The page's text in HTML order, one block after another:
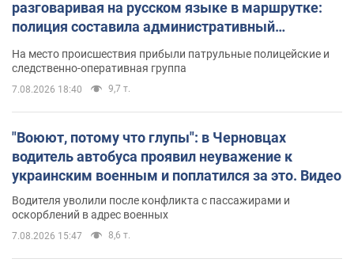
разговаривая на русском языке в маршрутке:
полиция составила административный
На место происшествия прибыли патрульные полицейские и
следственно-оперативная группа
7.08.2026 18:40 9,7 т.
"Воюют, потому что глупы": в Черновцах
водитель автобуса проявил неуважение к
украинским военным и поплатился за это. Видео
Водителя уволили после конфликта с пассажирами и
оскорблений в адрес военных
7.08.2026 15:47 8,6 т.